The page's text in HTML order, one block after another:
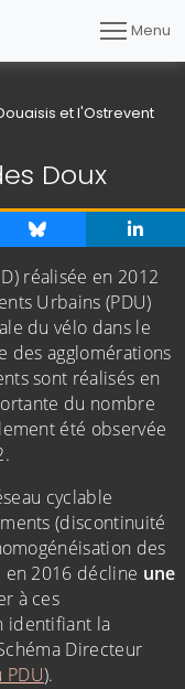
Menu
et l'Ostrevent
Doux
réalisée en 2012
Urbains (PDU)
du vélo dans le
des agglomérations
sont réalisés en
du nombre
été observée
cyclable
(discontinuité
des
en 2016 décline une
à ces
identifiant la
Directeur
).